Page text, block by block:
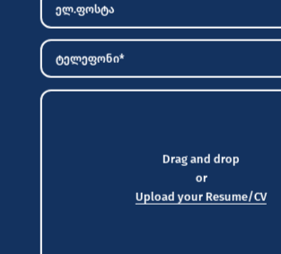
Drag and drop
or
Upload your Resume/CV